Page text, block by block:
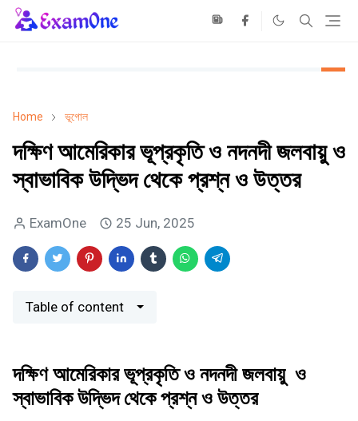
Home ভূগোল
দক্ষিণ আমেরিকার ভূপ্রকৃতি ও নদনদী জলবায়ু ও
স্বাভাবিক উদ্ভিদ থেকে প্রশ্ন ও উত্তর
ExamOne 25 Jun, 2025
Table of content
দক্ষিণ আমেরিকার ভূপ্রকৃতি ও নদনদী জলবায়ু ও
স্বাভাবিক উদ্ভিদ থেকে প্রশ্ন ও উত্তর